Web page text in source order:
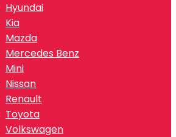
Hyundai
Kia
Mazda
Mercedes Benz
Mini
Nissan
Renault
Toyota
Volkswagen